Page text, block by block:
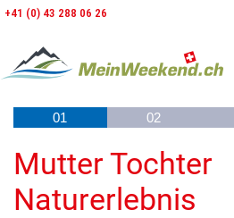
+41 (0) 43 288 06 26
01 02
Mutter Tochter
Naturerlebnis